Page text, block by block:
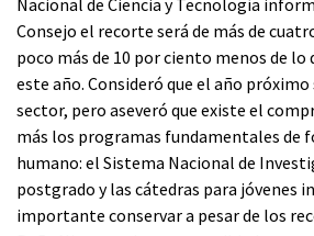
Consejo el recorte será de más de
poco más de 10 por ciento menos de lo
este año. Consideró que el año
sector, pero aseveró que existe el
más los programas fundamentales de
humano: el Sistema Nacional de
postgrado y las cátedras para jóvenes
importante conservar a pesar de los